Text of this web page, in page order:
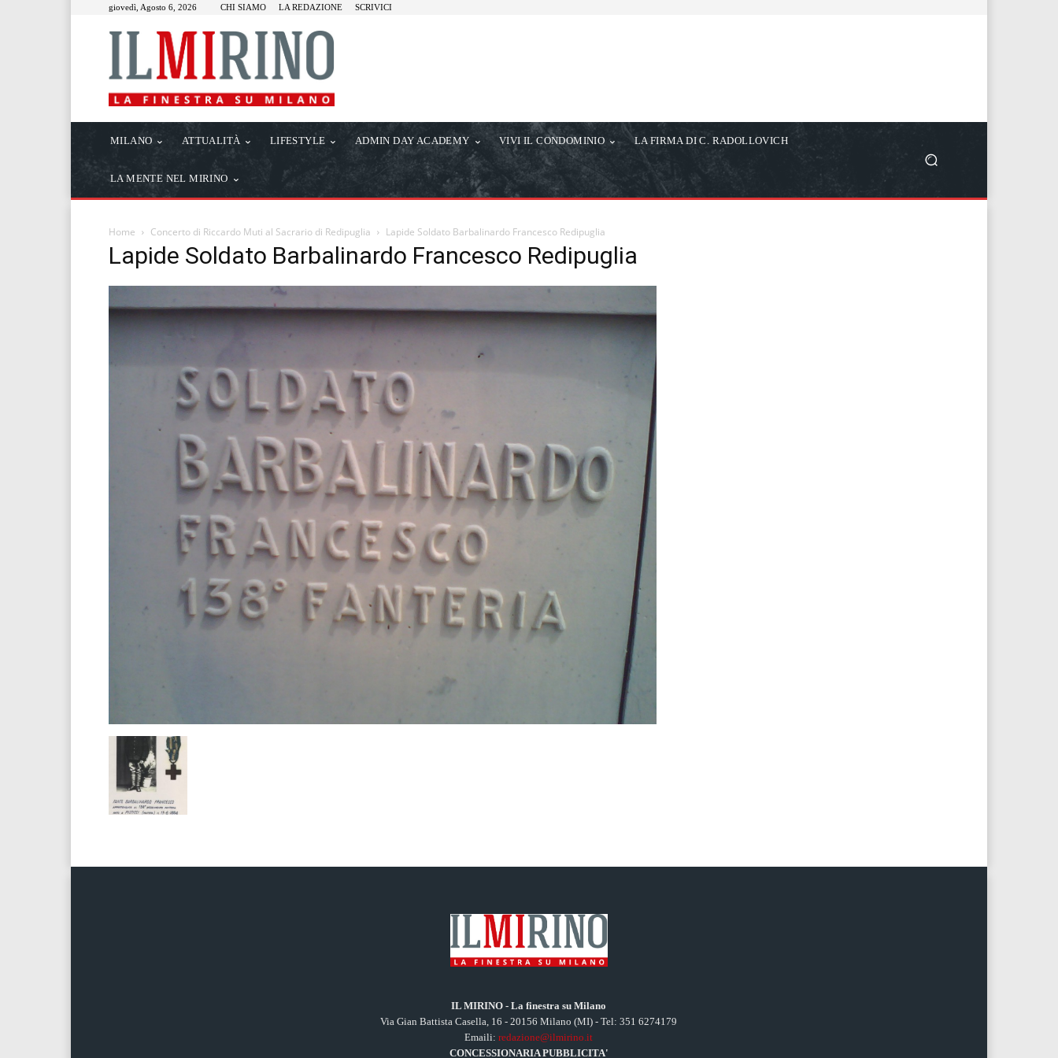
giovedì, Agosto 6, 2026 CHI SIAMO LA REDAZIONE SCRIVICI
MILANO ATTUALITÀ LIFESTYLE ADMIN DAY ACADEMY VIVI IL CONDOMINIO LA FIRMA DI C. RADOLLOVICH
LA MENTE NEL MIRINO
Home Concerto di Riccardo Muti al Sacrario di Redipuglia Lapide Soldato Barbalinardo Francesco Redipuglia
Lapide Soldato Barbalinardo Francesco Redipuglia
IL MIRINO - La finestra su Milano
Via Gian Battista Casella, 16 - 20156 Milano (MI) - Tel: 351 6274179
Emaili:redazione@ilmirino.it
CONCESSIONARIA PUBBLICITA'